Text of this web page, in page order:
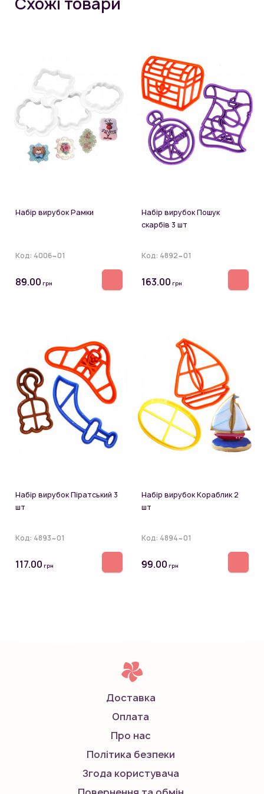
Набір вирубок Рамки
Код: 4006~01
89.00 грн
Набір вирубок Пошук
скарбів 3 шт
Код: 4892~01
163.00 грн
Набір вирубок Піратський 3
шт
Код: 4893~01
117.00 грн
Набір вирубок Кораблик 2
шт
Код: 4894~01
99.00 грн
Доставка
Оплата
Про нас
Політика безпеки
Згода користувача